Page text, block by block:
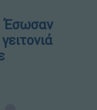
Έσωσαν